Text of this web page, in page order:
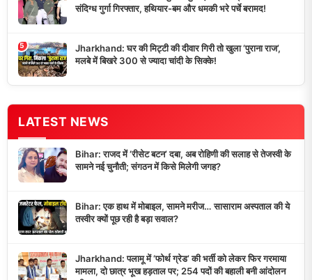
संदिग्ध गुर्गा गिरफ्तार, हथियार-बम और धमकी भरे पर्चे बरामद!
5
Jharkhand: घर की मिट्टी की दीवार गिरी तो खुला ‘पुराना राज’,
मलबे में बिखरे 300 से ज्यादा चांदी के सिक्के!
LATEST NEWS
Bihar: राजद में ‘रीसेट बटन’ दबा, अब रोहिणी की सलाह से तेजस्वी के
सामने नई चुनौती; संगठन में किसे मिलेगी जगह?
Bihar: एक हाथ में मोबाइल, सामने मरीज… सासाराम अस्पताल की ये
तस्वीर क्यों पूछ रही है बड़ा सवाल?
Jharkhand: पलामू में ‘फोर्थ ग्रेड’ की भर्ती को लेकर फिर गरमाया
मामला, दो छात्र भूख हड़ताल पर; 254 पदों की बहाली बनी आंदोलन